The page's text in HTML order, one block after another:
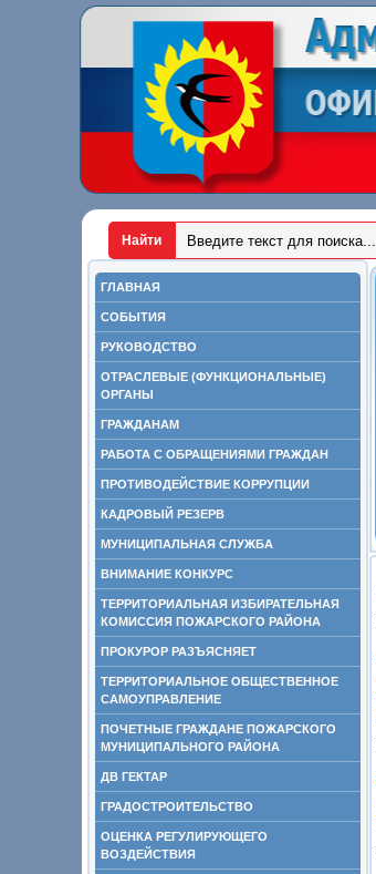
ГЛАВНАЯ
СОБЫТИЯ
РУКОВОДСТВО
ОТРАСЛЕВЫЕ (ФУНКЦИОНАЛЬНЫЕ)
ОРГАНЫ
ГРАЖДАНАМ
РАБОТА С ОБРАЩЕНИЯМИ ГРАЖДАН
ПРОТИВОДЕЙСТВИЕ КОРРУПЦИИ
КАДРОВЫЙ РЕЗЕРВ
МУНИЦИПАЛЬНАЯ СЛУЖБА
ВНИМАНИЕ КОНКУРС
ТЕРРИТОРИАЛЬНАЯ ИЗБИРАТЕЛЬНАЯ
КОМИССИЯ ПОЖАРСКОГО РАЙОНА
ПРОКУРОР РАЗЪЯСНЯЕТ
ТЕРРИТОРИАЛЬНОЕ ОБЩЕСТВЕННОЕ
САМОУПРАВЛЕНИЕ
ПОЧЕТНЫЕ ГРАЖДАНЕ ПОЖАРСКОГО
МУНИЦИПАЛЬНОГО РАЙОНА
ДВ ГЕКТАР
ГРАДОСТРОИТЕЛЬСТВО
ОЦЕНКА РЕГУЛИРУЮЩЕГО
ВОЗДЕЙСТВИЯ